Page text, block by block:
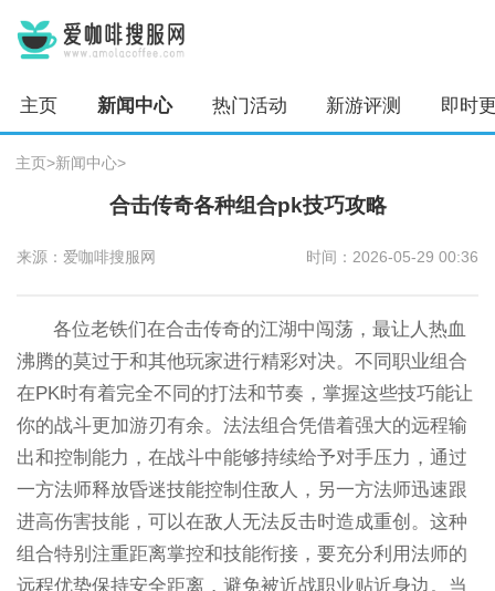
主页 新闻中心 热门活动 新游评测 即时
主页>新闻中心>
合击传奇各种组合pk技巧攻略
来源：爱咖啡搜服网 时间：2026-05-29 00:36
各位老铁们在合击传奇的江湖中闯荡，最让人热血
沸腾的莫过于和其他玩家进行精彩对决。不同职业组合
在PK时有着完全不同的打法和节奏，掌握这些技巧能让
你的战斗更加游刃有余。法法组合凭借着强大的远程输
出和控制能力，在战斗中能够持续给予对手压力，通过
一方法师释放昏迷技能控制住敌人，另一方法师迅速跟
进高伤害技能，可以在敌人无法反击时造成重创。这种
组合特别注重距离掌控和技能衔接，要充分利用法师的
远程优势保持安全距离，避免被近战职业贴近身边。当